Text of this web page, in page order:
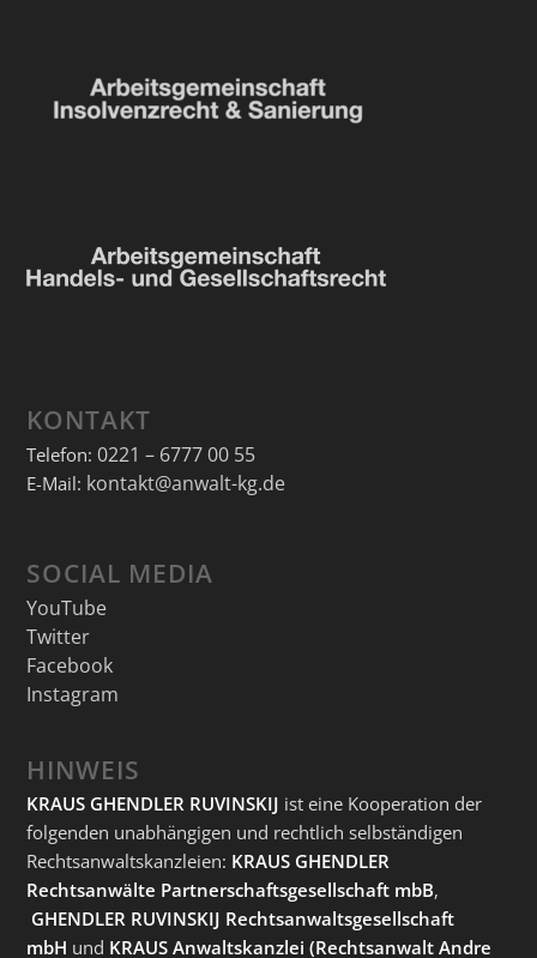
KONTAKT
Telefon: 0221 – 6777 00 55
E-Mail: kontakt@anwalt-kg.de
SOCIAL MEDIA
YouTube
Twitter
Facebook
Instagram
HINWEIS
KRAUS GHENDLER RUVINSKIJ ist eine Kooperation der
folgenden unabhängigen und rechtlich selbständigen
Rechtsanwaltskanzleien: KRAUS GHENDLER
Rechtsanwälte Partnerschaftsgesellschaft mbB,
GHENDLER RUVINSKIJ Rechtsanwaltsgesellschaft
mbH und KRAUS Anwaltskanzlei (Rechtsanwalt Andre